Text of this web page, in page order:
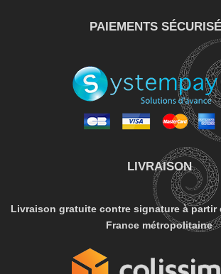
PAIEMENTS
LIVRAISON
Livraison gratuite contre signature à partir
France métropolitaine